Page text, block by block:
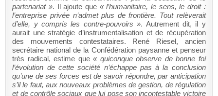
partenariat ». Il ajoute que « l’humanitaire, le sens, le droit :
l’entreprise privée n’admet plus de frontière. Tout relèverait
d’elle, y compris les contre-pouvoirs ». Autrement dit, il y
aurait une stratégie d’instrumentalisation et de récupération
des mouvements contestataires. René Riesel, ancien
secrétaire national de la Confédération paysanne et penseur
très radical, estime que« quiconque observe de bonne foi
l’évolution de cette société n’échappe pas à la conclusion
qu’une de ses forces est de savoir répondre, par anticipation
s’il le faut, aux nouveaux problèmes de gestion, de régulation
et de contrôle sociaux que lui pose son incontestable victoire